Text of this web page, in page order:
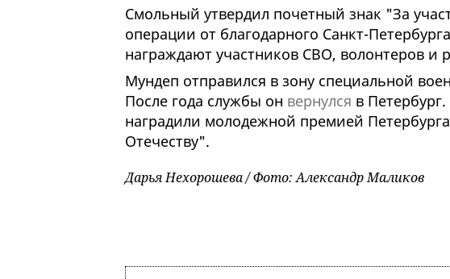
Смольный утвердил почетный знак "За
операции от благодарного Санкт-
награждают участников СВО, волонтеров и
Мундеп отправился в зону специальной
После года службы он вернулся в
наградили молодежной премией
Отечеству".
Дарья Нехорошева / Фото: Александр Маликов